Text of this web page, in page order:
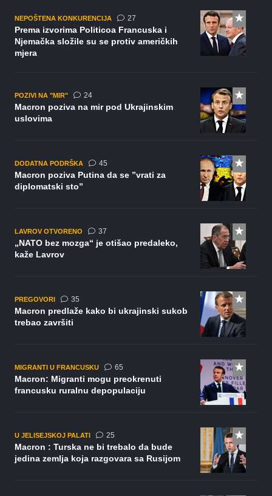
NEPOŠTENA KONKURENCIJA 27komentara
Prema izvorima Politicoa Francuska i
Njemačka složile su se protiv američkih
mjera
POZIVI NA "MIR" 24komentara
Macron poziva na mir pod Ukrajinskim
uslovima
DODATNA PODRŠKA 45komentara
Macron poziva Putina da se ”vrati za
diplomatski sto”
LAVROV OTVORENO 37komentara
„NATO bez mozga“ je otišao predaleko,
kaže Lavrov
PREGOVORI 35komentara
Macron predlaže kako bi ukrajinski sukob
trebao završiti
MIGRANTI U FRANCUSKU 65komentara
Macron: Migranti mogu preokrenuti
francusku ruralnu depopulaciju
U JELISEJSKOJ PALATI 25komentara
Macron : Turska ne bi trebalo da bude
jedina zemlja koja razgovara sa Rusijom